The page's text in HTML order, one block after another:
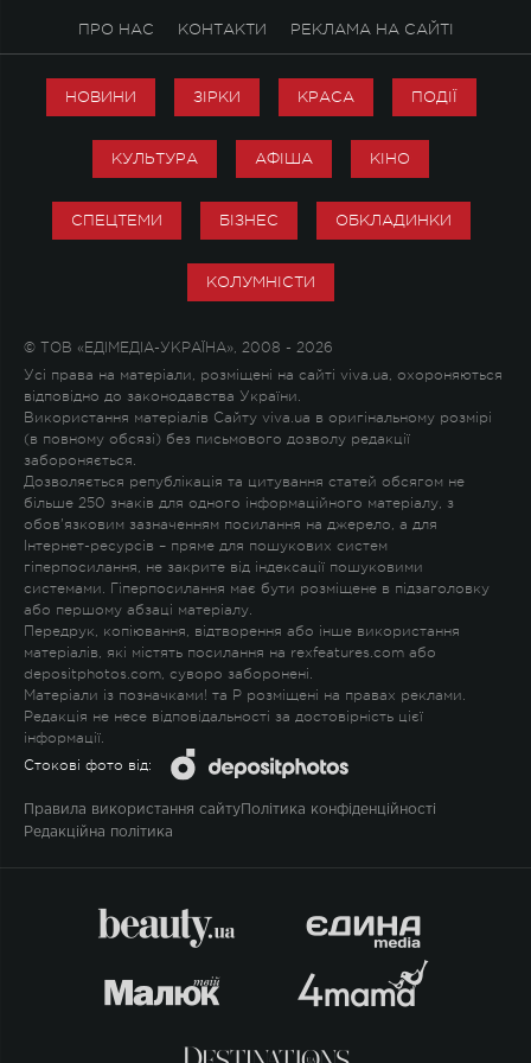
ПРО НАС КОНТАКТИ РЕКЛАМА НА САЙТІ
НОВИНИ ЗІРКИ КРАСА ПОДІЇ
КУЛЬТУРА АФІША КІНО
СПЕЦТЕМИ БІЗНЕС ОБКЛАДИНКИ
КОЛУМНІСТИ
© ТОВ «ЕДІМЕДІА-УКРАЇНА», 2008 - 2026
Усі права на матеріали, розміщені на сайті viva.ua, охороняються
відповідно до законодавства України.
Використання матеріалів Сайту viva.ua в оригінальному розмірі
(в повному обсязі) без письмового дозволу редакції
забороняється.
Дозволяється републікація та цитування статей обсягом не
більше 250 знаків для одного інформаційного матеріалу, з
обов'язковим зазначенням посилання на джерело, а для
Інтернет-ресурсів – пряме для пошукових систем
гіперпосилання, не закрите від індексації пошуковими
системами. Гіперпосилання має бути розміщене в підзаголовку
або першому абзаці матеріалу.
Передрук, копіювання, відтворення або інше використання
матеріалів, які містять посилання на rexfeatures.com або
depositphotos.com, суворо заборонені.
Матеріали із позначками! та P розміщені на правах реклами.
Редакція не несе відповідальності за достовірність цієї
інформації.
Стокові фото від:
Правила використання сайту Політика конфіденційності
Редакційна політика